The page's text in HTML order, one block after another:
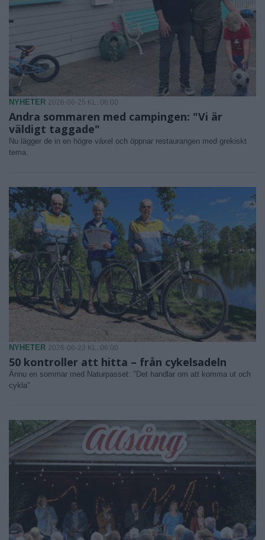
NYHETER 2026-06-25 KL. 06:00
Andra sommaren med campingen: "Vi är
väldigt taggade"
Nu lägger de in en högre växel och öppnar restaurangen med grekiskt
tema.
NYHETER 2026-06-23 KL. 06:00
50 kontroller att hitta – från cykelsadeln
Ännu en sommar med Naturpasset: "Det handlar om att komma ut och
cykla"